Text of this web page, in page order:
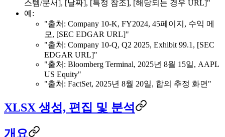
스템/문서], [날짜], [특정 참조], [해당되는 경우 URL]"
예:
"출처: Company 10-K, FY2024, 45페이지, 수익 메
모, [SEC EDGAR URL]"
"출처: Company 10-Q, Q2 2025, Exhibit 99.1, [SEC
EDGAR URL]"
"출처: Bloomberg Terminal, 2025년 8월 15일, AAPL
US Equity"
"출처: FactSet, 2025년 8월 20일, 합의 추정 화면"
XLSX 생성, 편집 및 분석
개요